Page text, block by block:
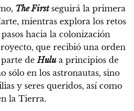
The First seguirá la primera
mientras explora los retos
hacia la colonización
que recibió una orden
parte deHulua principios de
sólo en los astronautas, sino
y seres queridos, así como
la Tierra.